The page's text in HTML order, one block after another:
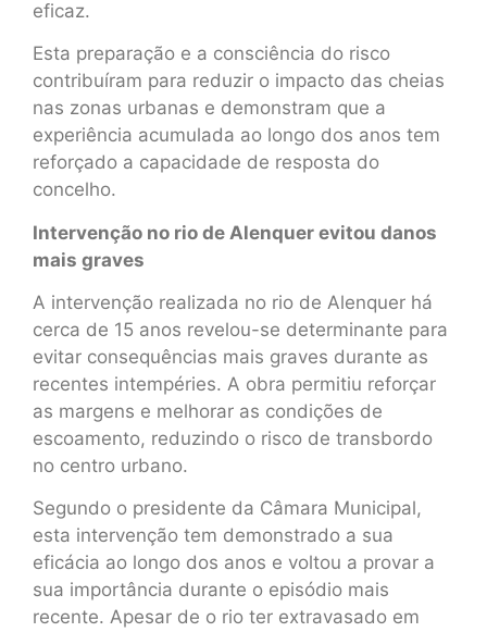
eficaz.
Esta preparação e a consciência do risco
contribuíram para reduzir o impacto das cheias
nas zonas urbanas e demonstram que a
experiência acumulada ao longo dos anos tem
reforçado a capacidade de resposta do
concelho.
Intervenção no rio de Alenquer evitou danos
mais graves
A intervenção realizada no rio de Alenquer há
cerca de 15 anos revelou-se determinante para
evitar consequências mais graves durante as
recentes intempéries. A obra permitiu reforçar
as margens e melhorar as condições de
escoamento, reduzindo o risco de transbordo
no centro urbano.
Segundo o presidente da Câmara Municipal,
esta intervenção tem demonstrado a sua
eficácia ao longo dos anos e voltou a provar a
sua importância durante o episódio mais
recente. Apesar de o rio ter extravasado em